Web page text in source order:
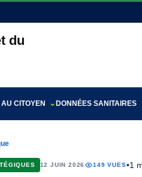
du
CITOYEN DONNÉES SANITAIRES
12 JUIN 2026 149 VUES•1